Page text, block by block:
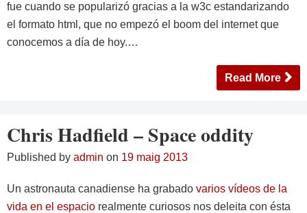
fue cuando se popularizó gracias a la w3c estandarizando
el formato html, que no empezó el boom del internet que
conocemos a día de hoy.…
Read More
Chris Hadfield – Space oddity
Published by admin on 19 maig 2013
Un astronauta canadiense ha grabado varios vídeos de la
vida en el espacio realmente curiosos nos deleita con ésta